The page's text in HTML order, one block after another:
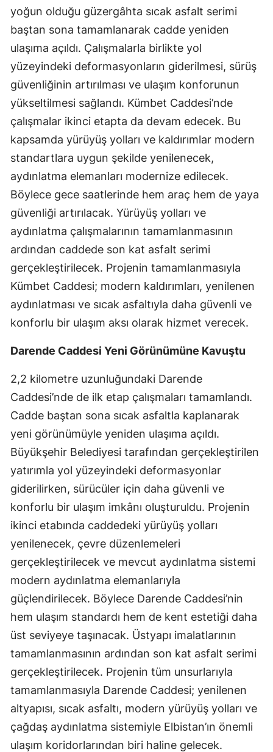
yoğun olduğu güzergâhta sıcak asfalt serimi
baştan sona tamamlanarak cadde yeniden
ulaşıma açıldı. Çalışmalarla birlikte yol
yüzeyindeki deformasyonların giderilmesi, sürüş
güvenliğinin artırılması ve ulaşım konforunun
yükseltilmesi sağlandı. Kümbet Caddesi’nde
çalışmalar ikinci etapta da devam edecek. Bu
kapsamda yürüyüş yolları ve kaldırımlar modern
standartlara uygun şekilde yenilenecek,
aydınlatma elemanları modernize edilecek.
Böylece gece saatlerinde hem araç hem de yaya
güvenliği artırılacak. Yürüyüş yolları ve
aydınlatma çalışmalarının tamamlanmasının
ardından caddede son kat asfalt serimi
gerçekleştirilecek. Projenin tamamlanmasıyla
Kümbet Caddesi; modern kaldırımları, yenilenen
aydınlatması ve sıcak asfaltıyla daha güvenli ve
konforlu bir ulaşım aksı olarak hizmet verecek.
Darende Caddesi Yeni Görünümüne Kavuştu
2,2 kilometre uzunluğundaki Darende
Caddesi’nde de ilk etap çalışmaları tamamlandı.
Cadde baştan sona sıcak asfaltla kaplanarak
yeni görünümüyle yeniden ulaşıma açıldı.
Büyükşehir Belediyesi tarafından gerçekleştirilen
yatırımla yol yüzeyindeki deformasyonlar
giderilirken, sürücüler için daha güvenli ve
konforlu bir ulaşım imkânı oluşturuldu. Projenin
ikinci etabında caddedeki yürüyüş yolları
yenilenecek, çevre düzenlemeleri
gerçekleştirilecek ve mevcut aydınlatma sistemi
modern aydınlatma elemanlarıyla
güçlendirilecek. Böylece Darende Caddesi’nin
hem ulaşım standardı hem de kent estetiği daha
üst seviyeye taşınacak. Üstyapı imalatlarının
tamamlanmasının ardından son kat asfalt serimi
gerçekleştirilecek. Projenin tüm unsurlarıyla
tamamlanmasıyla Darende Caddesi; yenilenen
altyapısı, sıcak asfaltı, modern yürüyüş yolları ve
çağdaş aydınlatma sistemiyle Elbistan’ın önemli
ulaşım koridorlarından biri haline gelecek.